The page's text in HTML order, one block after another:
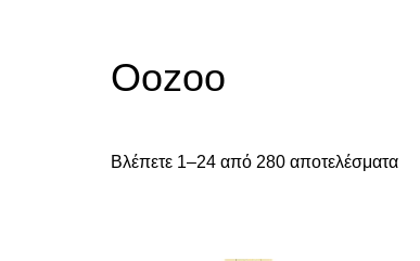
Oozoo
Βλέπετε 1–24 από 280 αποτελέσματα